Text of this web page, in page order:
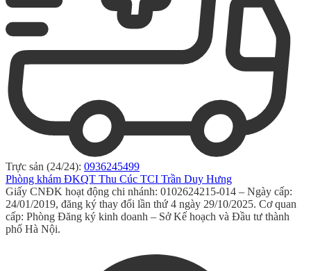
Trực sản (24/24): 0936245499
Phòng khám ĐKQT Thu Cúc TCI Trần Duy Hưng
Giấy CNĐK hoạt động chi nhánh: 0102624215-014 – Ngày cấp:
24/01/2019, đăng ký thay đổi lần thứ 4 ngày 29/10/2025. Cơ quan
cấp: Phòng Đăng ký kinh doanh – Sở Kế hoạch và Đầu tư thành
phố Hà Nội.